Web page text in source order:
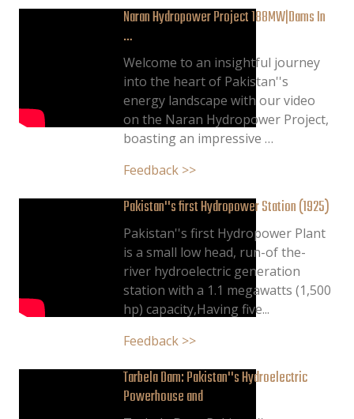
Naran Hydropower Project 188MW|Dams In
…
Welcome to an insightful journey
into the heart of Pakistan''s
energy landscape with our video
on the Naran Hydropower Project,
boasting an impressive …
Feedback >>
Pakistan''s first Hydropower Station (1925)
Pakistan''s first Hydropower Plant
is a small low head, run-of the-
river hydroelectric generation
station with a 1.1 megawatts (1,500
hp) capacity,Having five...
Feedback >>
Tarbela Dam: Pakistan''s Hydroelectric
Powerhouse and